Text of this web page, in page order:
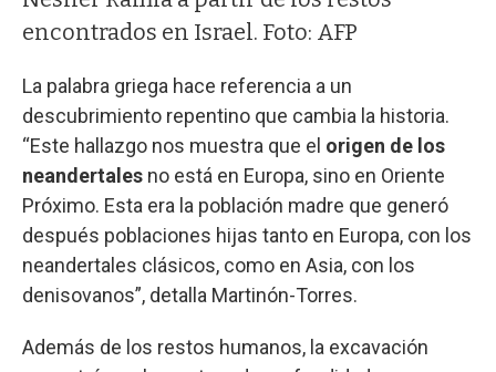
encontrados en Israel. Foto: AFP
La palabra griega hace referencia a un
descubrimiento repentino que cambia la historia.
“Este hallazgo nos muestra que el origen de los
neandertales no está en Europa, sino en Oriente
Próximo. Esta era la población madre que generó
después poblaciones hijas tanto en Europa, con los
neandertales clásicos, como en Asia, con los
denisovanos”, detalla Martinón-Torres.
Además de los restos humanos, la excavación